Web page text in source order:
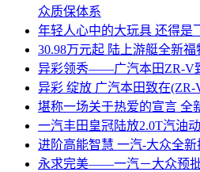
众质保体系
年轻人心中的大玩具 还得是
30.98万元起 陆上游艇全新
异彩领秀——广汽本田ZR-V
异彩 绽放 广汽本田致在(ZR-
堪称一场关于热爱的宣言 全
一汽丰田皇冠陆放2.0T汽油
进阶高能智慧 一汽-大众全
永求完美——一汽－大众预